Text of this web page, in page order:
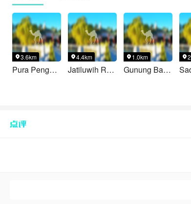
3.6km
Pura Pengubengan Batukaru
4.4km
Jatiluwih Retreat
 1.0km
Gunung Batukaru
